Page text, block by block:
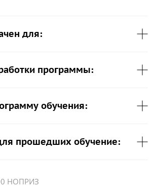
для:
программы:
обучения:
прошедших обучение:
НОПРИЗ